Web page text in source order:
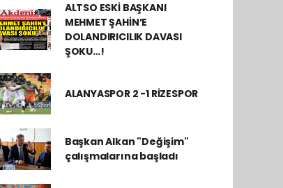
ALTSO ESKİ BAŞKANI
MEHMET ŞAHİN’E
DOLANDIRICILIK DAVASI
ŞOKU…!
ALANYASPOR 2 -1 RİZESPOR
Başkan Alkan "Değişim"
çalışmalarına başladı